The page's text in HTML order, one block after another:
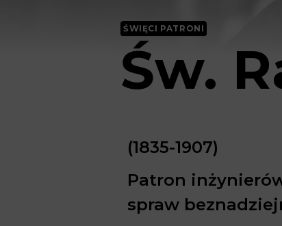
ŚWIĘCI PATRONI
Św.
(1835-1907)
Patron
spraw